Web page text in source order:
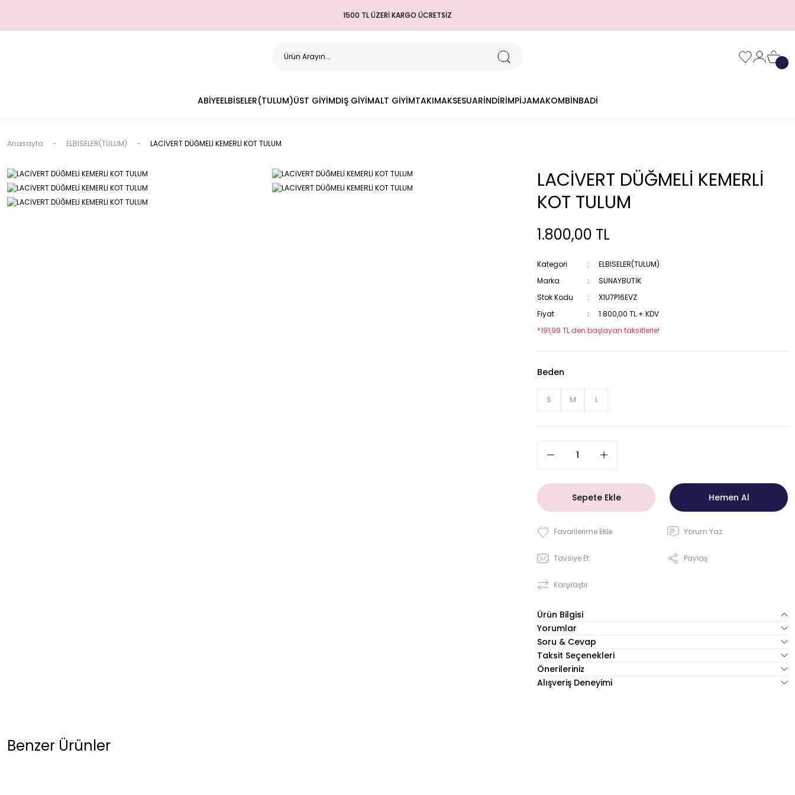
1500 TL ÜZERİ KARGO ÜCRETSİZ
ABİYEELBİSELER(TULUM)ÜST GİYİMDIŞ GİYİMALT GİYİMTAKIMAKSESUARİNDİRİMPİJAMAKOMBİNBADİ
Anasayfa ELBİSELER(TULUM) LACİVERT DÜĞMELİ KEMERLİ KOT TULUM
LACİVERT DÜĞMELİ KEMERLİ
KOT TULUM
1.800,00 TL
Kategori
ELBİSELER(TULUM)
Marka
SUNAYBUTİK
Stok Kodu
X1U7P16EVZ
Fiyat
1.800,00 TL + KDV
*191,99 TL den başlayan taksitlerle!
Beden
S M L
Sepete Ekle Hemen Al
Yorum Yaz
Tavsiye Et Paylaş
Karşılaştır
Ürün Bilgisi
Yorumlar
Soru & Cevap
Taksit Seçenekleri
Önerileriniz
Alışveriş Deneyimi
Benzer Ürünler